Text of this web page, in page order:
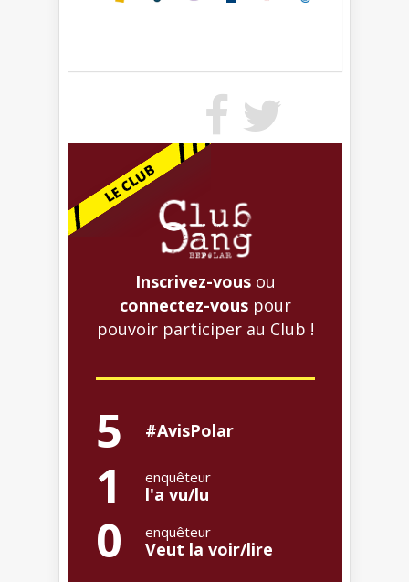
Inscrivez-vous ou
connectez-vous pour
pouvoir participer au Club !
5 #AvisPolar
1 enquêteur
l'a vu/lu
0 enquêteur
Veut la voir/lire